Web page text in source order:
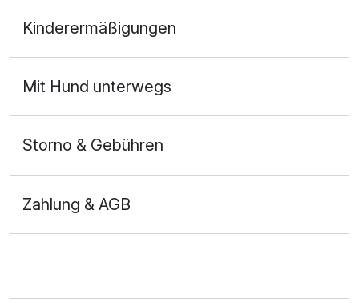
2 Erwachsene
Kinderermäßigungen
Mit Hund unterwegs
Storno & Gebühren
Zahlung & AGB